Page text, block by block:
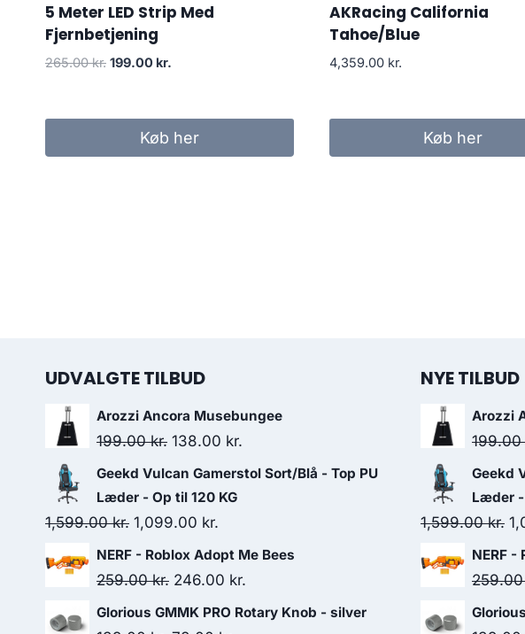
5 Meter LED Strip Med
Fjernbetjening
265.00kr. Original
265.00 kr..
199.00 kr.
199.00 kr..
Køb her
AKRacing California
Tahoe/Blue
4,359.00 kr.
Køb her
UDVALGTE TILBUD
Arozzi Ancora Musebungee
199.00kr. Original
price
was:
199.00 kr..
138.00 kr.
price
Geekd Vulcan Gamerstol Sort/Blå - Top PU
Læder - Op til 120 KG
1,599.00kr. Original
price
was:
1,099.00 kr.
price
is:
NERF - Roblox Adopt Me Bees
259.00kr. Original
price
246.00 kr.
price
Glorious GMMK PRO Rotary Knob - silver
NYE TILBUD
Arozzi
199.00
Geekd
Læder -
1,599.00kr.
NERF -